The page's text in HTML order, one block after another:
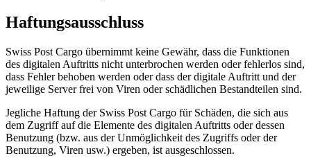
Haftungsausschluss
Swiss Post Cargo übernimmt keine Gewähr, dass die Funktionen
des digitalen Auftritts nicht unterbrochen werden oder fehlerlos sind,
dass Fehler behoben werden oder dass der digitale Auftritt und der
jeweilige Server frei von Viren oder schädlichen Bestandteilen sind.
Jegliche Haftung der Swiss Post Cargo für Schäden, die sich aus
dem Zugriff auf die Elemente des digitalen Auftritts oder dessen
Benutzung (bzw. aus der Unmöglichkeit des Zugriffs oder der
Benutzung, Viren usw.) ergeben, ist ausgeschlossen.